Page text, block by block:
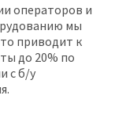
операторов и
мы
приводит к
до 20% по
с б/у